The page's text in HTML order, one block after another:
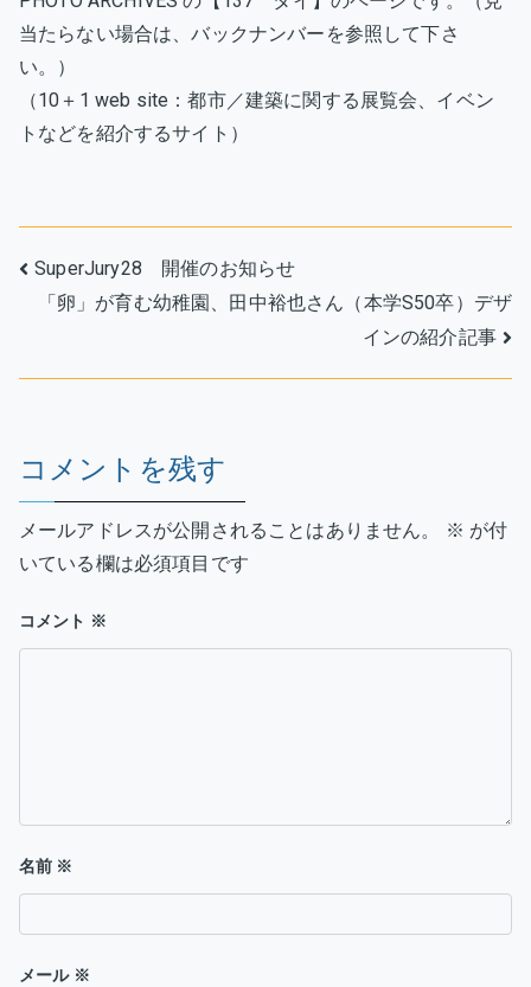
研）
さ
ん
真、
10
site
載
へ
の
当たらない場合は、バックナンバーを参照して下さ
い。）
（10＋1 web site：都市／建築に関する展覧会、イベン
トなどを紹介するサイト）
投
ナ
ゲ
ー
シ
ョ
ン
SuperJury28 開催のお知らせ
「卵」が育む幼稚園、田中裕也さん（本学S50卒）デザ
インの紹介記事
コメントを残す
メールアドレスが公開されることはありません。 ※ が付
いている欄は必須項目です
コメント ※
名前 ※
メール ※